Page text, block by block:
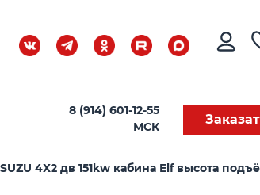
8 (914) 601-12-55
МСК
4Х2 дв 151kw кабина Elf высота